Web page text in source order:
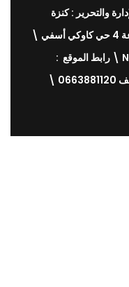
والتحرير : كنزة
المسيتف \ عنوان الصحيفة : 125 المجموعة 4 حي كاوكي أسفي \
مضيف الموقع : النجاح هوت NAJA7HOST \ رابط الموقع :
Safisud.com \ للتواصل معنا عبر الهاتف 0663881120 \